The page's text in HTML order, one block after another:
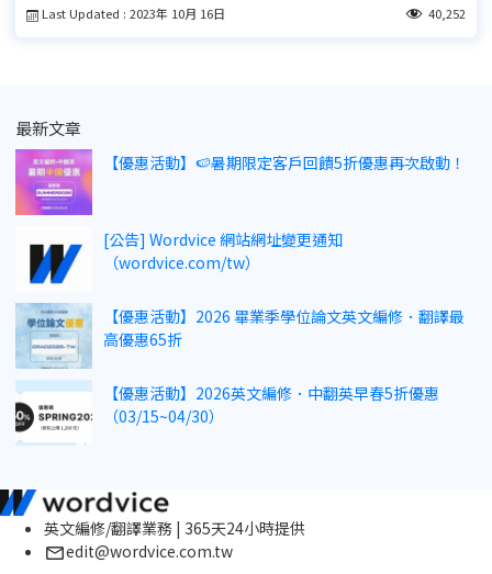
料之間的差別，幫助讀者理解在學術論文中使用這兩種文獻的方法和重要
Last Updated : 2023年 10月 16日 40,252
最新文章
【優惠活動】🍉暑期限定客戶回饋5折優惠再次啟動！
[公告] Wordvice 網站網址變更通知
（wordvice.com/tw）
【優惠活動】2026 畢業季學位論文英文編修．翻譯最
高優惠65折
【優惠活動】2026英文編修．中翻英早春5折優惠
（03/15~04/30）
英文編修/翻譯業務 | 365天24小時提供
edit@wordvice.com.tw